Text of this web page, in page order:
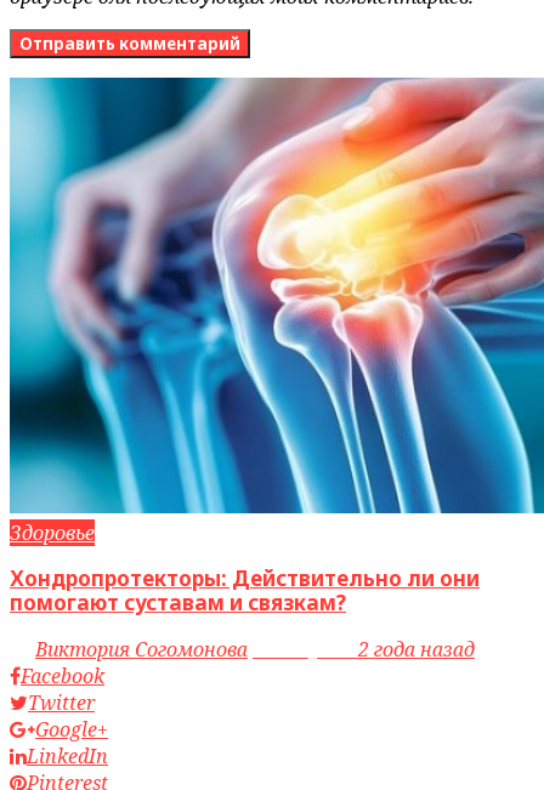
Здоровье
Хондропротекторы: Действительно ли они
помогают суставам и связкам?
byВиктория Согомонова access_time2 года назад
Facebook
Twitter
Google+
LinkedIn
Pinterest